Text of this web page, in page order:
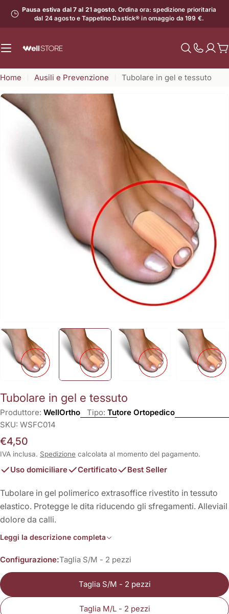
contenuto
Pausa estiva dal 7 al 21 agosto. Ordina ora: spedizione prioritaria
dal 24 agosto e Tappetino Dastick® in omaggio da 199 €.
il
Home Ausili e Prevenzione Tubolare in gel e tessuto
Apri supporto 1 in modalità modale
Tubolare in gel e tessuto
Produttore: WellOrtho Tipo: Tutore Ortopedico
SKU: WSFC014
Prezzo
normale
€4,50
IVA inclusa. Spedizione calcolata al momento del pagamento.
Uso domiciliare Certificato Best Seller
Tubolare in gel polimerico extrasoffice rivestito in tessuto
elastico. Protegge le dita riducendo gli sfregamenti. Alleviail
dolore da calli.
Leggi la descrizione completa
Configurazione:Taglia S/M - 2 pezzi
Taglia S/M - 2 pezzi
Taglia M/L - 2 pezzi